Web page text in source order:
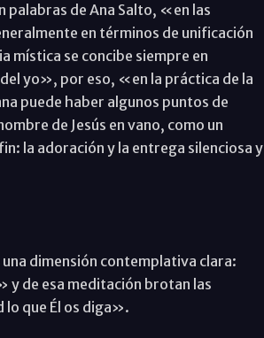
palabras de Ana Salto, «en las
en términos de unificación
se concibe siempre en
yo», por eso, «en la práctica de la
puede haber algunos puntos de
de Jesús en vano, como un
la adoración y la entrega silenciosa y
una dimensión contemplativa clara:
y de esa meditación brotan las
lo que Él os diga».